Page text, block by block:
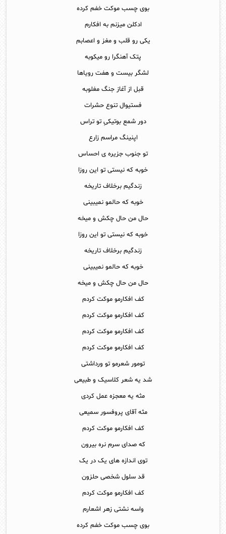
بوی چسب موکت خفم کرده
ادکلن میزنم به افکارم
یکی رو قلب و مغز و اعصابم
پتک آهنگرا رو میکوبه
لشگر بیست و هفت رویاها
قبل از آغاز جنگ مغلوبه
فستیوال تنوع حشرات
دور شمع بوتیکیِ تو تراس
اپنینگ مراسم زارع
تو جنوب جزیره ی احساس
خوبه که نیستی تو این روزا
زندگیم برخلاف تاریخه
خوبه که حالمو نمیبینی
حال من حال چکش و میخه
خوبه که نیستی تو این روزا
زندگیم برخلاف تاریخه
خوبه که حالمو نمیبینی
حال من حال چکش و میخه
کف افکارمو موکت کردم
کف افکارمو موکت کردم
کف افکارمو موکت کردم
کف افکارمو موکت کردم
تومور شعرمو تو ورداشتی
شد یه شعر کلاسیک و طبیعی
مثه یه معجزه عمل کردی
مثه آقای پروفسور سمیعی
کف افکارمو موکت کردم
که صدای سرم نره بیرون
توی اندازه های یک در یک
قد سلول شخصی حلزون
کف افکارمو موکت کردم
واسه نشتی زهر اشعارم
بوی چسب موکت خفم کرده